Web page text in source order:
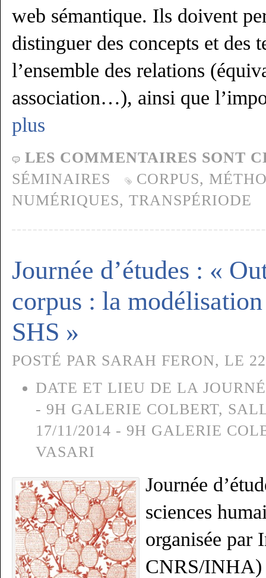
web sémantique. Ils doivent
distinguer des concepts et des
l’ensemble des relations
association…), ainsi que
plus
LES COMMENTAIRES SONT
SÉMINAIRES
CORPUS,
NUMÉRIQUES, TRANSPÉRIODE
Journée d’études : «
corpus : la modélisation
SHS »
POSTÉ PAR SARAH FERON, LE
DATE ET LIEU DE LA
- 9H GALERIE COLBERT,
17/11/2014 - 9H GALERIE
VASARI
Journée
sciences
organisée par
CNRS/INHA)